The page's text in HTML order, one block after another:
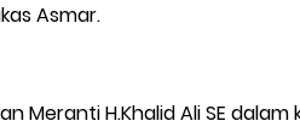
Asmar.
Meranti H.Khalid Ali SE